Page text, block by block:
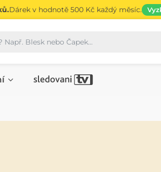
Dárek v hodnotě 500 Kč každý měsíc.